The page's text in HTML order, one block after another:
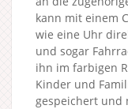
kann mit einem
wie eine Uhr
und sogar
ihn im farbigen
Kinder und
gespeichert und